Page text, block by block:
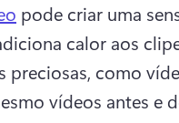
pode criar uma
calor aos
preciosas, como
vídeos antes e